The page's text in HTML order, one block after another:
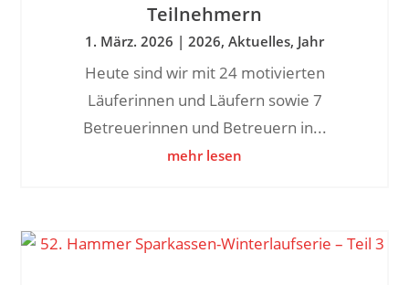
Teilnehmern
1. März. 2026 | 2026, Aktuelles, Jahr
Heute sind wir mit 24 motivierten
Läuferinnen und Läufern sowie 7
Betreuerinnen und Betreuern in...
mehr lesen